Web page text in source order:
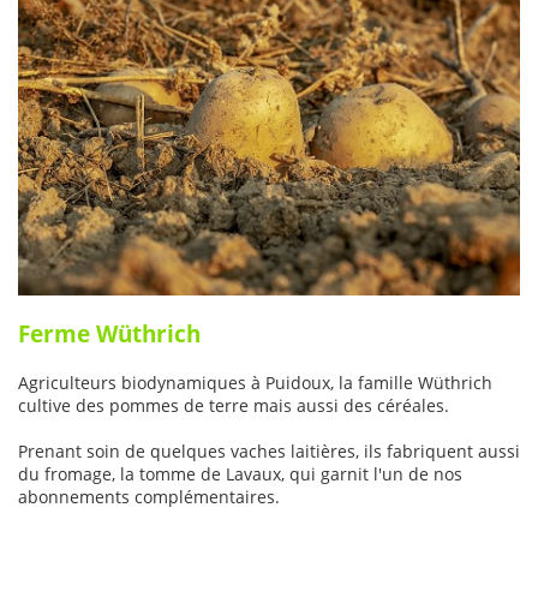
Ferme Wüthrich
Agriculteurs biodynamiques à Puidoux, la famille Wüthrich
cultive des pommes de terre mais aussi des céréales.
Prenant soin de quelques vaches laitières, ils fabriquent aussi
du fromage, la tomme de Lavaux, qui garnit l'un de nos
abonnements complémentaires.